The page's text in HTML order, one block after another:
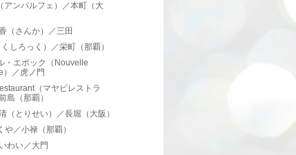
アンパルフェ）／本町（大
（さんか）／三田
しろっく）／栄町（那覇）
・エポック（Nouvelle
）／虎ノ門
（マヤビレストラ
島（那覇）
（とりせい）／長堀（大阪）
や／小禄（那覇）
わい／大門